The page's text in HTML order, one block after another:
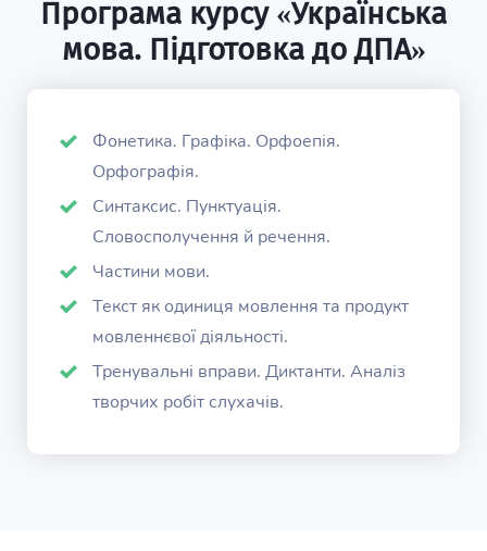
Програма курсу «Українська
мова. Підготовка до ДПА»
Фонетика. Графіка. Орфоепія.
Орфографія.
Синтаксис. Пунктуація.
Словосполучення й речення.
Частини мови.
Текст як одиниця мовлення та продукт
мовленнєвої діяльності.
Тренувальні вправи. Диктанти. Аналіз
творчих робіт слухачів.